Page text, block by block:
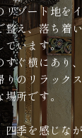
リゾート地を
整え、落ち着
ています。
すぐ横にあり
りのリラック
所です。
四季を感じな